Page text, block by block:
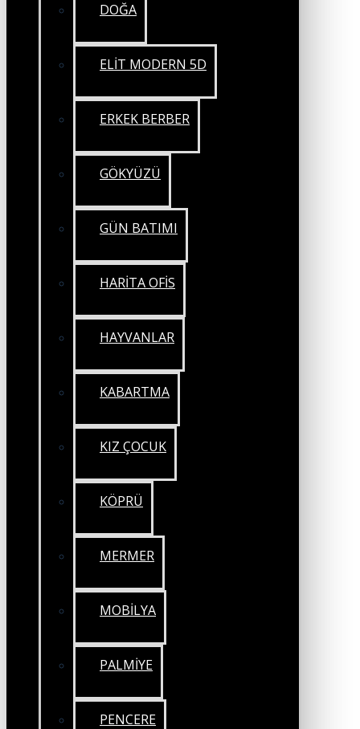
DOĞA
ELİT MODERN 5D
ERKEK BERBER
GÖKYÜZÜ
GÜN BATIMI
HARİTA OFİS
HAYVANLAR
KABARTMA
KIZ ÇOCUK
KÖPRÜ
MERMER
MOBİLYA
PALMİYE
PENCERE